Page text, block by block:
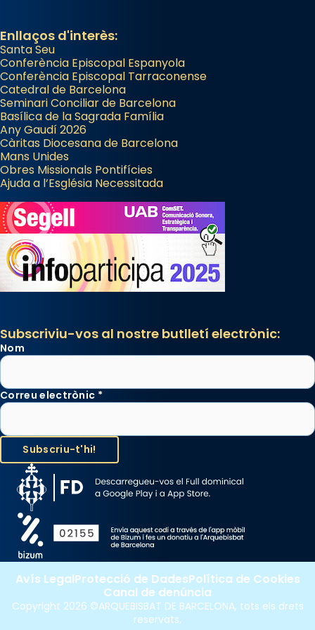
apòstol màrtir, decapitat a Jerusalem per
Herodes Agripa (vers l'any 44).
Patró de Galícia, després de les invasions
musulmanes fou venerat com a patró dels
Regnes castellans i més tard de tota
Espanya.
El seu sepulcre a Compostela fou un gran
centre de peregrinacions medievals de tot
el món cristià, després de Roma i terra
Santa.
«A Raïms de Sant Jaume, raïms aigualits;
raïms de setembre te'n llepes els dits»,
segons una dita popular.
Photo
Enllaços d'interès:
Santa Seu
Conferència Episcopal Espanyola
Conferència Episcopal Tarraconense
Catedral de Barcelona
Seminari Conciliar de Barcelona
Basílica de la Sagrada Família
Any Gaudí 2026
Càritas Diocesana de Barcelona
Mans Unides
Obres Missionals Pontifícies
Ajuda a l’Església Necessitada
Subscriviu-vos al nostre butlletí electrònic:
Nom
Correu electrònic *
Copyright 2026 ©ARQUEBISBAT DE BARCELONA, tots els drets
reservats.
Avís LegalProtecció de DadesPolítica de Cookies
Canal de denúncia